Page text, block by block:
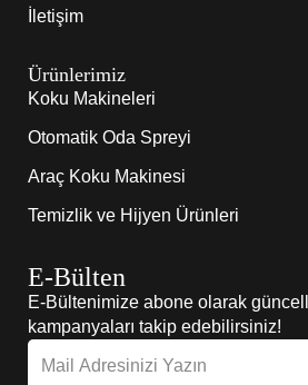
İletişim
Ürünlerimiz
Koku Makineleri
Otomatik Oda Spreyi
Araç Koku Makinesi
Temizlik ve Hijyen Ürünleri
E-Bülten
E-Bültenimize abone olarak
kampanyaları takip edebilirsiniz!